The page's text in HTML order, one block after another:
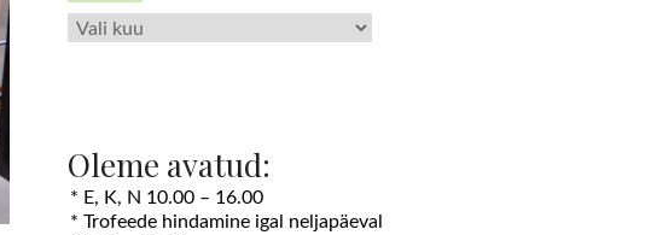
Arhiiv
Oleme avatud:
* E, K, N 10.00 – 16.00
* Trofeede hindamine igal neljapäeval